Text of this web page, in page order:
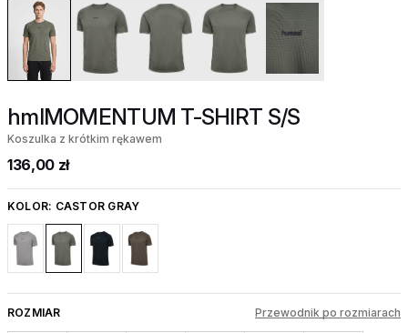
hmlMOMENTUM T-SHIRT S/S
Koszulka z krótkim rękawem
136,00 zł
KOLOR: CASTOR GRAY
ROZMIAR Przewodnik po rozmiarach